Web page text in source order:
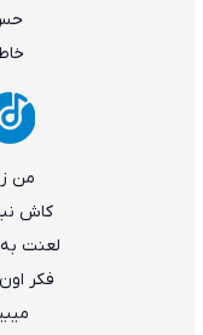
من
کاش
لعنت
فکر